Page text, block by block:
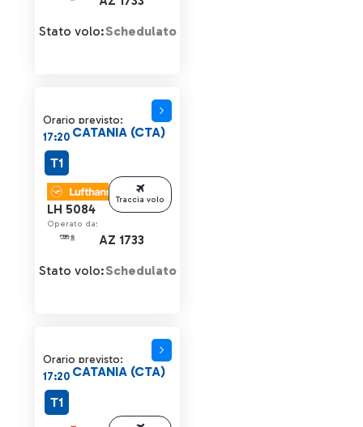
Stato volo:Schedulato
Orario previsto:
17:20
LH 5084
Operato da:
AZ 1733
CATANIA (CTA)
T1
Stato volo:Schedulato
Traccia volo
Orario previsto:
17:20 CATANIA (CTA)
T1